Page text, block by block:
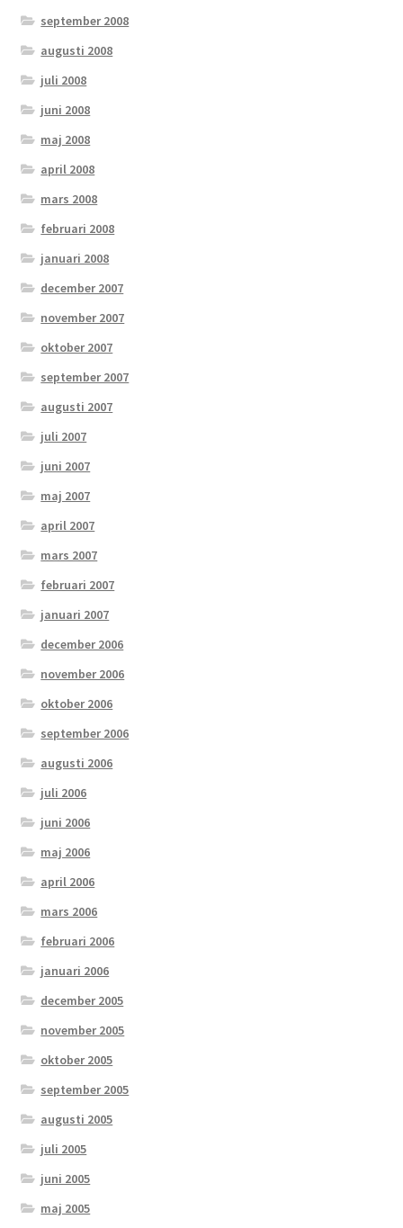
september 2008
augusti 2008
juli 2008
juni 2008
maj 2008
april 2008
mars 2008
februari 2008
januari 2008
december 2007
november 2007
oktober 2007
september 2007
augusti 2007
juli 2007
juni 2007
maj 2007
april 2007
mars 2007
februari 2007
januari 2007
december 2006
november 2006
oktober 2006
september 2006
augusti 2006
juli 2006
juni 2006
maj 2006
april 2006
mars 2006
februari 2006
januari 2006
december 2005
november 2005
oktober 2005
september 2005
augusti 2005
juli 2005
juni 2005
maj 2005